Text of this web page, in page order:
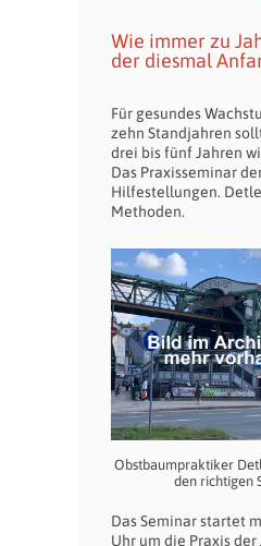
Wie immer zu
der diesmal
Für gesundes
zehn Standjahren
drei bis fünf Jahren
Das Praxisseminar
Hilfestellungen.
Methoden.
Obstbaumpraktiker
den richtigen
Das Seminar startet
Uhr um die Praxis